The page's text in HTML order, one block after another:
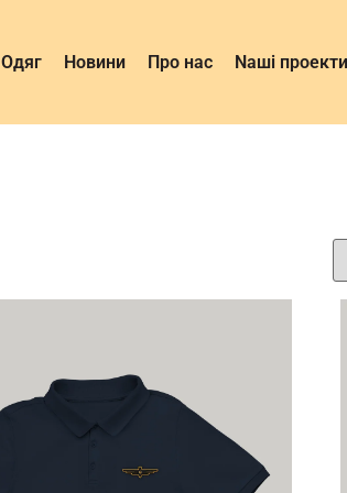
Одяг Новини Про нас Nаші проекти